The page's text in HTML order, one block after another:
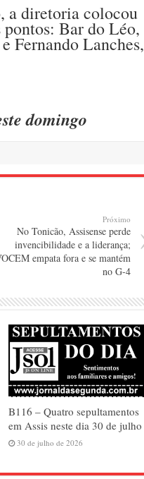
a diretoria colocou
pontos: Bar do Léo,
Fernando Lanches,
domingo
Próximo
No Tonicão, Assisense perde
invencibilidade e a liderança;
empata fora e se mantém
no G-4
B116 – Quatro sepultamentos
em Assis neste dia 30 de julho
30 de julho de 2026